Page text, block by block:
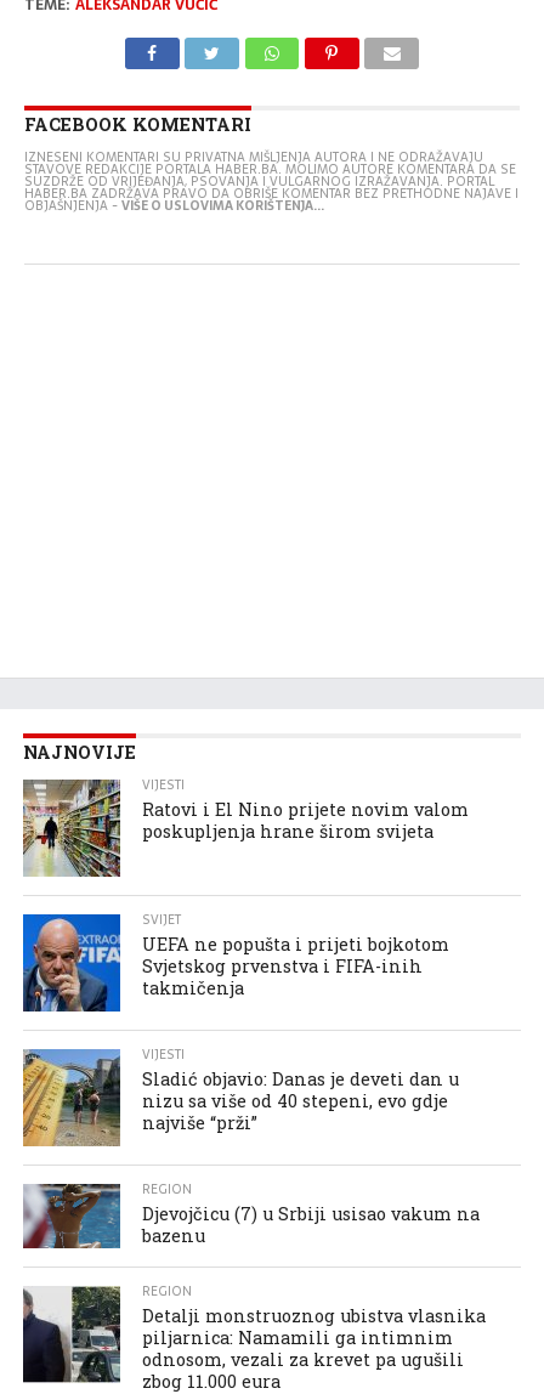
FACEBOOK KOMENTARI
IZNESENI KOMENTARI SU PRIVATNA MIŠLJENJA AUTORA I NE ODRAŽAVAJU
STAVOVE REDAKCIJE PORTALA HABER.BA. MOLIMO AUTORE KOMENTARA DA SE
SUZDRŽE OD VRIJEĐANJA, PSOVANJA I VULGARNOG IZRAŽAVANJA. PORTAL
HABER.BA ZADRŽAVA PRAVO DA OBRIŠE KOMENTAR BEZ PRETHODNE NAJAVE I
OBJAŠNJENJA -VIŠE O USLOVIMA KORIŠTENJA...
NAJNOVIJE
VIJESTI
Ratovi i El Nino prijete novim valom
poskupljenja hrane širom svijeta
SVIJET
UEFA ne popušta i prijeti bojkotom
Svjetskog prvenstva i FIFA-inih
takmičenja
VIJESTI
Sladić objavio: Danas je deveti dan u
nizu sa više od 40 stepeni, evo gdje
najviše “prži”
REGION
Djevojčicu (7) u Srbiji usisao vakum na
bazenu
REGION
Detalji monstruoznog ubistva vlasnika
piljarnica: Namamili ga intimnim
odnosom, vezali za krevet pa ugušili
zbog 11.000 eura